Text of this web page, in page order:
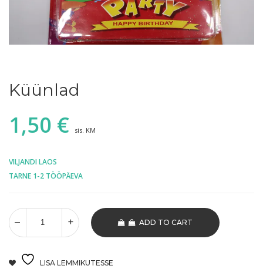
Küünlad
1,50 € sis. KM
VILJANDI LAOS
TARNE 1-2 TÖÖPÄEVA
ADD TO CART
LISA LEMMIKUTESSE